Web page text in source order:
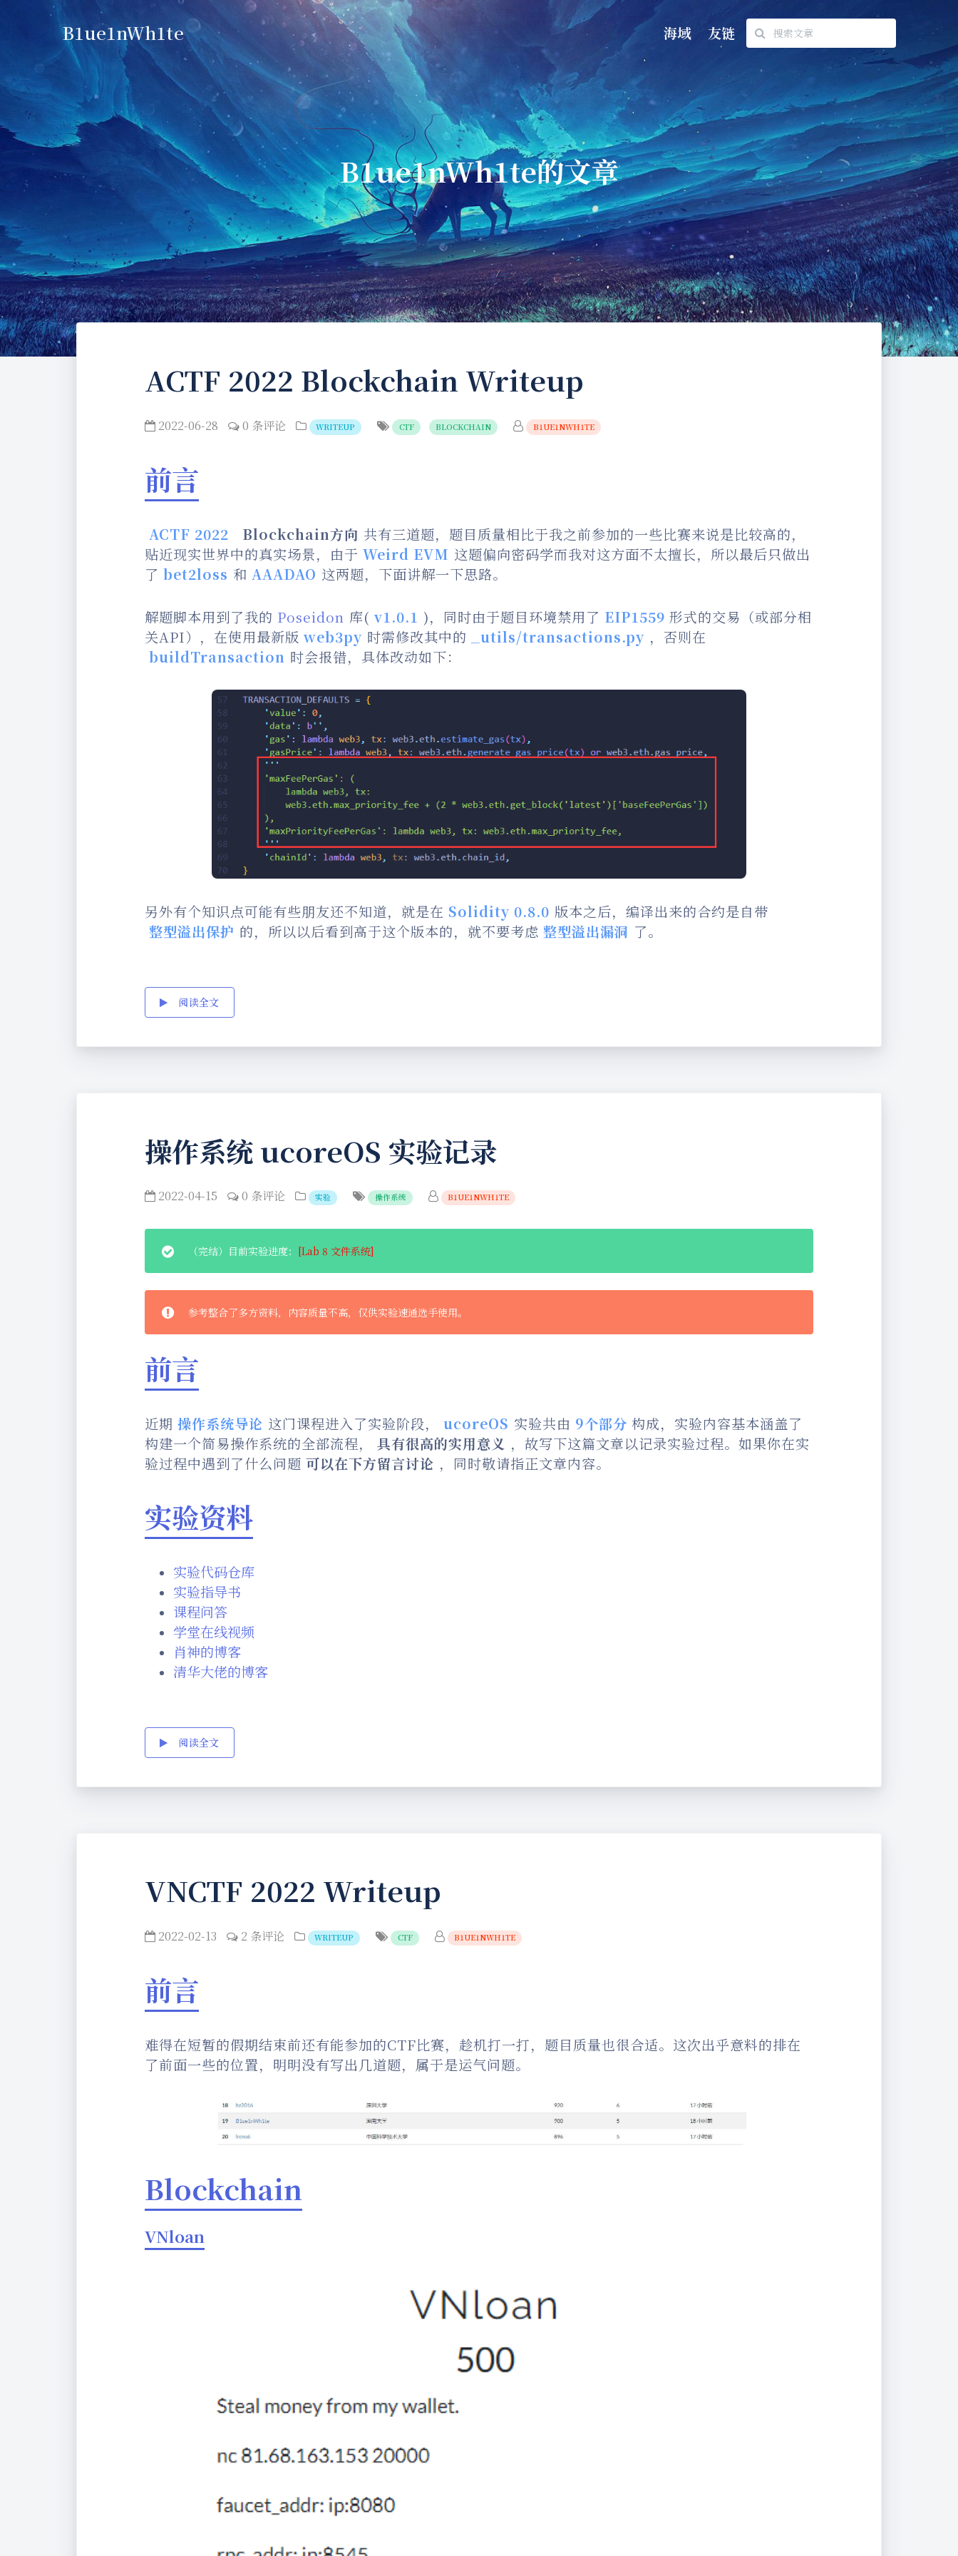
B1ue1nWh1te 海域 友链
B1ue1nWh1te的文章
ACTF 2022 Blockchain Writeup
2022-06-28 0 条评论 WRITEUP CTF BLOCKCHAIN B1UE1NWH1TE
前言
ACTF 2022 Blockchain方向 共有三道题，题目质量相比于我之前参加的一些比赛来说是比较高的，
贴近现实世界中的真实场景，由于 Weird EVM 这题偏向密码学而我对这方面不太擅长，所以最后只做出
了 bet2loss 和 AAADAO 这两题，下面讲解一下思路。
解题脚本用到了我的 Poseidon 库( v1.0.1 )，同时由于题目环境禁用了 EIP1559 形式的交易（或部分相
关API），在使用最新版 web3py 时需修改其中的 _utils/transactions.py ，否则在
buildTransaction 时会报错，具体改动如下：
另外有个知识点可能有些朋友还不知道，就是在 Solidity 0.8.0 版本之后，编译出来的合约是自带
整型溢出保护 的，所以以后看到高于这个版本的，就不要考虑 整型溢出漏洞 了。
阅读全文
操作系统 ucoreOS 实验记录
2022-04-15 0 条评论 实验 操作系统 B1UE1NWH1TE
（完结）目前实验进度： [Lab 8 文件系统]
参考整合了多方资料，内容质量不高，仅供实验速通选手使用。
前言
近期 操作系统导论 这门课程进入了实验阶段， ucoreOS 实验共由 9个部分 构成，实验内容基本涵盖了
构建一个简易操作系统的全部流程，
具有很高的实用意义 ，故写下这篇文章以记录实验过程。如果你在实
验过程中遇到了什么问题 可以在下方留言讨论 ，同时敬请指正文章内容。
实验资料
实验代码仓库
实验指导书
课程问答
学堂在线视频
肖神的博客
清华大佬的博客
阅读全文
VNCTF 2022 Writeup
2022-02-13 2 条评论 WRITEUP CTF B1UE1NWH1TE
前言
难得在短暂的假期结束前还有能参加的CTF比赛，趁机打一打，题目质量也很合适。这次出乎意料的排在
了前面一些的位置，明明没有写出几道题，属于是运气问题。
Blockchain
VNloan